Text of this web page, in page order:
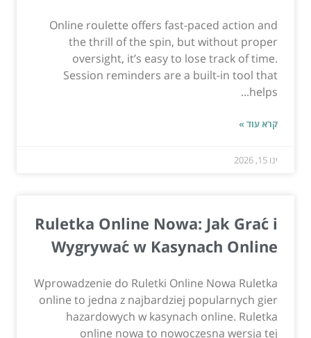
Online roulette offers fast-paced action and
the thrill of the spin, but without proper
oversight, it’s easy to lose track of time.
Session reminders are a built-in tool that
helps...
קרא עוד »
ינו 15, 2026
Ruletka Online Nowa: Jak Grać i
Wygrywać w Kasynach Online
Wprowadzenie do Ruletki Online Nowa Ruletka
online to jedna z najbardziej popularnych gier
hazardowych w kasynach online. Ruletka
online nowa to nowoczesna wersja tej